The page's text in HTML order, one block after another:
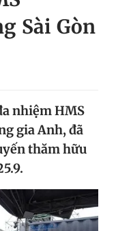
Sài Gòn
nhiệm HMS
gia Anh, đã
thăm hữu